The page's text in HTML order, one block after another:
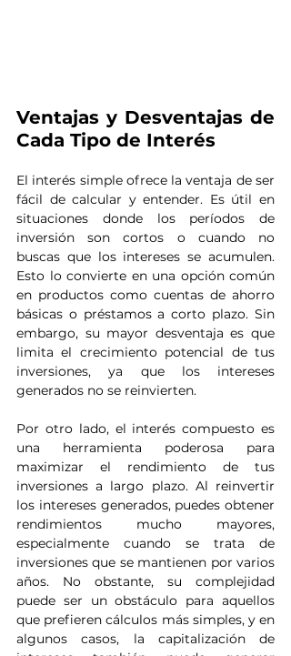
Ventajas y Desventajas de
Cada Tipo de Interés
El interés simple ofrece la ventaja de ser
fácil de calcular y entender. Es útil en
situaciones donde los períodos de
inversión son cortos o cuando no
buscas que los intereses se acumulen.
Esto lo convierte en una opción común
en productos como cuentas de ahorro
básicas o préstamos a corto plazo. Sin
embargo, su mayor desventaja es que
limita el crecimiento potencial de tus
inversiones, ya que los intereses
generados no se reinvierten.
Por otro lado, el interés compuesto es
una herramienta poderosa para
maximizar el rendimiento de tus
inversiones a largo plazo. Al reinvertir
los intereses generados, puedes obtener
rendimientos mucho mayores,
especialmente cuando se trata de
inversiones que se mantienen por varios
años. No obstante, su complejidad
puede ser un obstáculo para aquellos
que prefieren cálculos más simples, y en
algunos casos, la capitalización de